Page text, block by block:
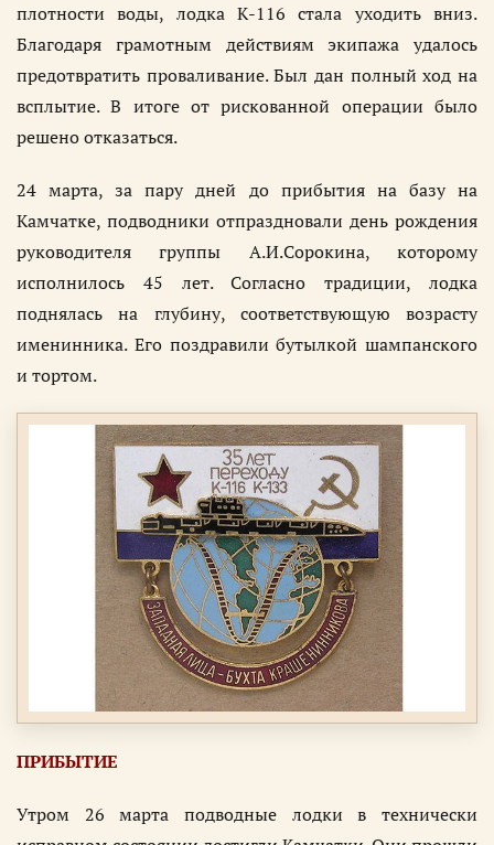
плотности воды, лодка К-116 стала уходить вниз.
Благодаря грамотным действиям экипажа удалось
предотвратить проваливание. Был дан полный ход на
всплытие. В итоге от рискованной операции было
решено отказаться.
24 марта, за пару дней до прибытия на базу на
Камчатке, подводники отпраздновали день рождения
руководителя группы А.И.Сорокина, которому
исполнилось 45 лет. Согласно традиции, лодка
поднялась на глубину, соответствующую возрасту
именинника. Его поздравили бутылкой шампанского
и тортом.
ПРИБЫТИЕ
Утром 26 марта подводные лодки в технически